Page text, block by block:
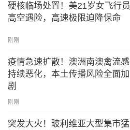
硬核临场处置！美21岁女飞行员
高空遇险，高速极限迫降保命
刚刚
疫情急速扩散！澳洲南澳禽流感
持续恶化，本土传播风险全面加
剧
刚刚
突发大火！玻利维亚大型集市猛